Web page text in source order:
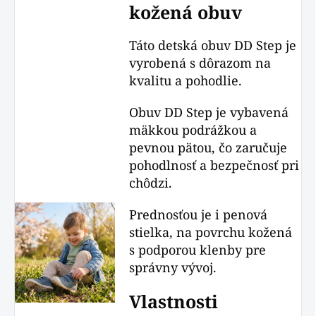
kožená obuv
Táto detská obuv DD Step je
vyrobená s dôrazom na
kvalitu a pohodlie.
Obuv DD Step je vybavená
mäkkou podrážkou a
pevnou pätou, čo zaručuje
pohodlnosť a bezpečnosť pri
chôdzi.
Prednosťou je i penová
stielka, na povrchu kožená
s podporou klenby pre
správny vývoj.
Vlastnosti